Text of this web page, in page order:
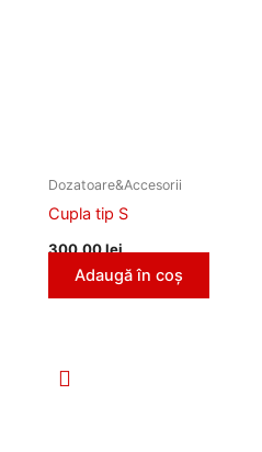
Dozatoare&Accesorii
Cupla tip S
300,00lei
Adaugă în coș